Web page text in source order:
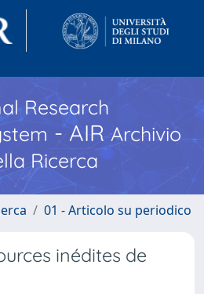
Research
- AIR Archivio
Ricerca
01 - Articolo su periodico
inédites de